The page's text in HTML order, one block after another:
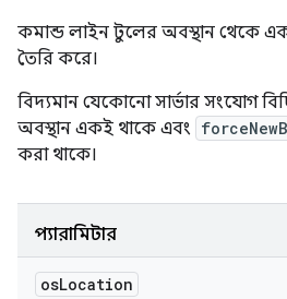
কমান্ড লাইন টুলের অবস্থান থেকে
তৈরি করে।
বিদ্যমান যেকোনো সার্ভার সংযোগ
অবস্থান একই থাকে এবং
করা থাকে।
প্যারামিটার
osLocation